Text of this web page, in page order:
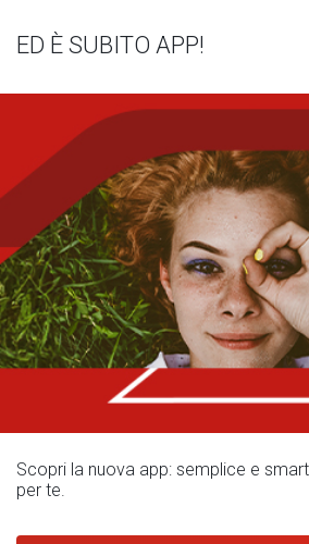
ED È SUBITO APP!
Scopri la nuova app: semplice e
per te.